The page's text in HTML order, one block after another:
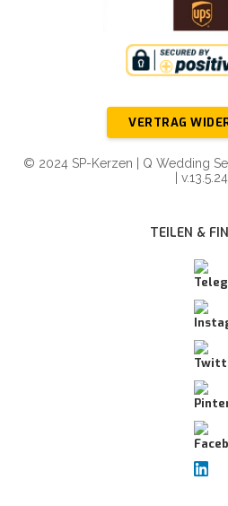
VERTRAG
© 2024 SP-Kerzen | Q Wedding
| v.13.5.24
TEILEN &